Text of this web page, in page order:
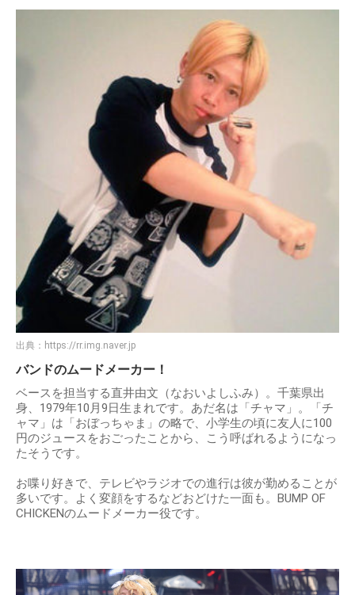
出典： https://rr.img.naver.jp
バンドのムードメーカー！
ベースを担当する直井由文（なおいよしふみ）。千葉県出
身、1979年10月9日生まれです。あだ名は「チャマ」。「チ
ャマ」は「おぼっちゃま」の略で、小学生の頃に友人に100
円のジュースをおごったことから、こう呼ばれるようになっ
たそうです。
お喋り好きで、テレビやラジオでの進行は彼が勤めることが
多いです。よく変顔をするなどおどけた一面も。BUMP OF
CHICKENのムードメーカー役です。